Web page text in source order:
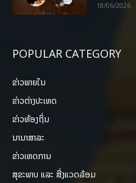
18/06/2026
POPULAR CATEGORY
ຂ່າວພາຍ​ໃນ
ຂ່າວຕ່າງປະເທດ
ຂ່າວທ້ອງຖິ່ນ
ນານາສາລະ
ຂ່າວເຫດການ
ສຸຂະພາບ ແລະ ສີ່ງແວດລ້ອມ